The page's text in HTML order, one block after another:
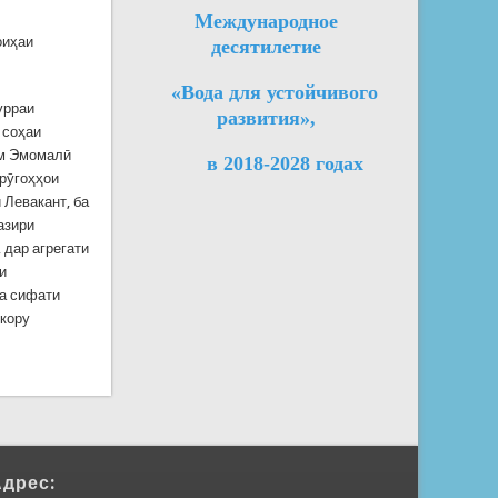
Эмомалӣ
ба
агрегати
сифати
Международное
десятилетие
«Вода для устойчивого
развития»,
в 2018-2028 годах